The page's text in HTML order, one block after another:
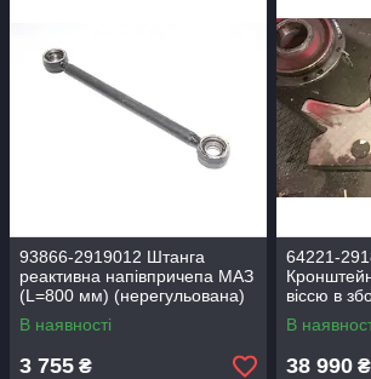
93866-2919012 Штанга
реактивна напівпричепа МАЗ
(L=800 мм) (нерегульована)
В наявності
3 755 ₴
64221-
віссю в
тягачі)
В
38 990 ₴